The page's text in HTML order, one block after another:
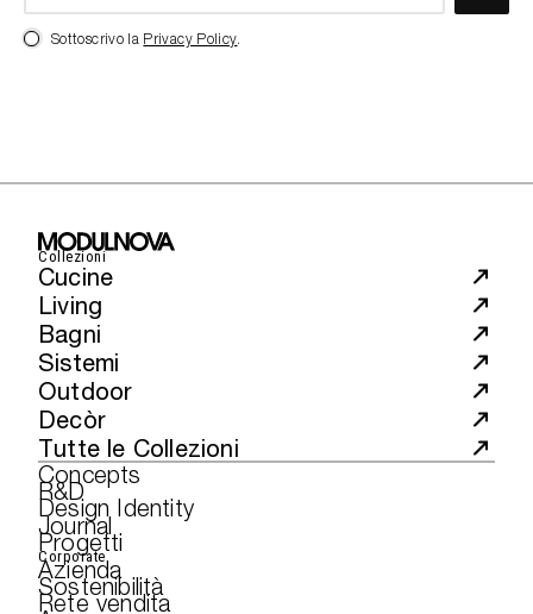
Sottoscrivo la Privacy Policy.
Collezioni
Cucine
Living
Bagni
Sistemi
Outdoor
Decòr
Tutte le Collezioni
Concepts
R&D
Design Identity
Journal
Progetti
Corporate
Azienda
Sostenibilità
Rete vendita